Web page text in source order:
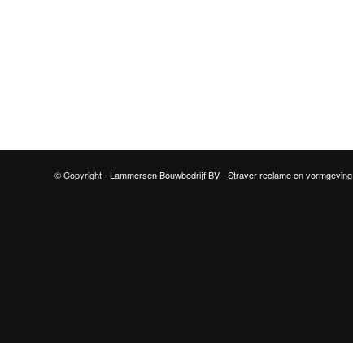
© Copyright - Lammersen Bouwbedrijf BV- Straver reclame en vormgeving